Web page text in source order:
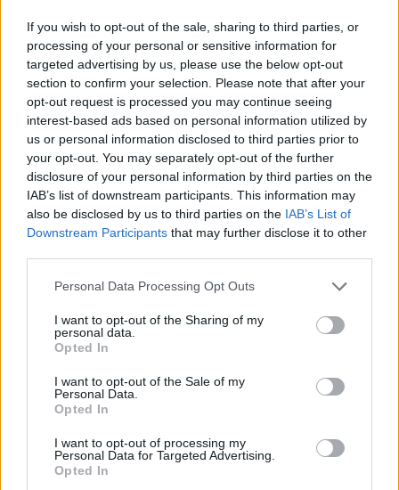
If you wish to opt-out of the sale, sharing to third parties, or
processing of your personal or sensitive information for
targeted advertising by us, please use the below opt-out
section to confirm your selection. Please note that after your
opt-out request is processed you may continue seeing
interest-based ads based on personal information utilized by
us or personal information disclosed to third parties prior to
your opt-out. You may separately opt-out of the further
disclosure of your personal information by third parties on the
IAB’s list of downstream participants. This information may
also be disclosed by us to third parties on the IAB’s List of
Downstream Participants that may further disclose it to other
Personal Data Processing Opt Outs
I want to opt-out of the Sharing of my
personal data.
Opted In
I want to opt-out of the Sale of my
Personal Data.
Opted In
I want to opt-out of processing my
Personal Data for Targeted Advertising.
Opted In
2025. április 14. 22:59
Egy jogi érdekvédelmi csoport azt kérte az
Egyesült Államok Nemzetközi Kereskedelmi
Bíróságától, hogy akadályozza meg Donald Trump
elnök külföldi kereskedelmi partnereket érintő
átfogó vámintézkedéseit, arra hivatkozva, hogy az
elnök túllépte hatáskörét.
A keresetet a Liberty Justice Center jogi érdekvédelmi
csoport nyújtotta be öt olyan amerikai vállalkozás nevében,
amelyek a vámokkal sújtott országokból importálnak
kivetésének hatalmával, amelyek ilyen hatalmas globális
gazdasági következményekkel járnak" - nyilatkozta Jeffrey
A keresett cikk a portfolio.hu hírarchívumához
tartozik, melynek olvasása előfizetéses